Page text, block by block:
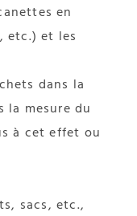
en
etc.) et les
dans la
la mesure du
à cet effet ou
sacs, etc.,